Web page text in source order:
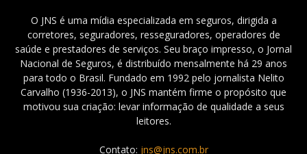
O JNS é uma mídia especializada em seguros, dirigida a
corretores, seguradores, resseguradores, operadores de
saúde e prestadores de serviços. Seu braço impresso, o Jornal
Nacional de Seguros, é distribuído mensalmente há 29 anos
para todo o Brasil. Fundado em 1992 pelo jornalista Nelito
Carvalho (1936-2013), o JNS mantém firme o propósito que
motivou sua criação: levar informação de qualidade a seus
leitores.
Contato: jns@jns.com.br